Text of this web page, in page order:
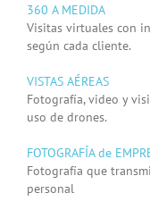
360 A MEDIDA
Visitas virtuales con
según cada cliente.
VISTAS AÉREAS
Fotografía, video y
uso de drones.
FOTOGRAFÍA de
Fotografía que
personal